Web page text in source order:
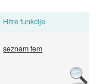
Hitre funkcije
seznam tem